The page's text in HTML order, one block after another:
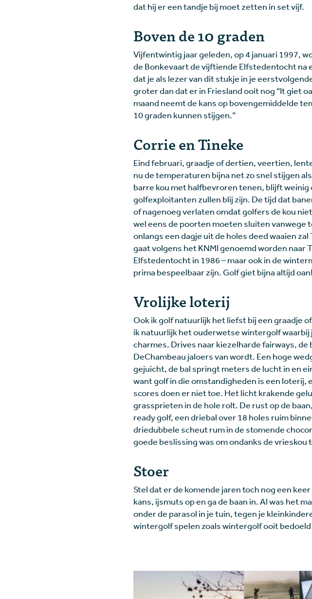
dat hij er een tandje bij moet zetten in set vijf.
Boven de 10 graden
Vijfentwintig jaar geleden, op 4 januari 1997,
de Bonkevaart de vijftiende Elfstedentocht na
dat je als lezer van dit stukje in je
groter dan dat er in Friesland ooit nog “It giet
maand neemt de kans op bovengemiddelde
10 graden kunnen stijgen.”
Corrie en Tineke
Eind februari, graadje of dertien, veertien,
nu de temperaturen bijna net zo snel stijgen
barre kou met halfbevroren tenen, blijft
golfexploitanten zullen blij zijn. De tijd dat
of nagenoeg verlaten omdat golfers de kou
wel eens de poorten moeten sluiten vanwege
onlangs een dagje uit de holes deed waaien
gaat volgens het KNMI genoemd worden naar
Elfstedentocht in 1986 – maar ook in de
prima bespeelbaar zijn. Golf giet bijna altijd oan!
Vrolijke loterij
Ook ik golf natuurlijk het liefst bij een graadje
ik natuurlijk het ouderwetse wintergolf waarbij
charmes. Drives naar kiezelharde fairways,
DeChambeau jaloers van wordt. Een hoge
gejuicht, de bal springt meters de lucht in en
want golf in die omstandigheden is een loterij,
scores doen er niet toe. Het licht krakende
grassprieten in de hole rolt. De rust op de
ready golf, een driebal over 18 holes ruim
driedubbele scheut rum in de stomende
goede beslissing was om ondanks de vrieskou
Stoer
Stel dat er de komende jaren toch nog een
kans, ijsmuts op en ga de baan in. Al was het
onder de parasol in je tuin, tegen je
wintergolf spelen zoals wintergolf ooit bedoeld